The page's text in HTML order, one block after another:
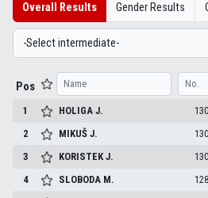
Overall Results Gender Results
Pos
1 HOLIGAJ.
2
MIKUŠJ.
3
KORISTEKJ.
4
SLOBODA M.